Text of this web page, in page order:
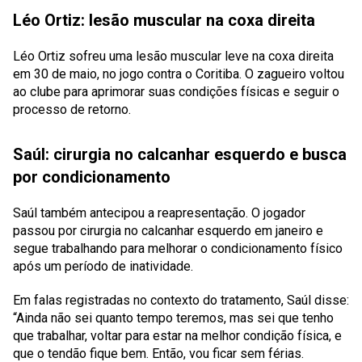
Léo Ortiz: lesão muscular na coxa direita
Léo Ortiz sofreu uma lesão muscular leve na coxa direita
em 30 de maio, no jogo contra o Coritiba. O zagueiro voltou
ao clube para aprimorar suas condições físicas e seguir o
processo de retorno.
Saúl: cirurgia no calcanhar esquerdo e busca
por condicionamento
Saúl também antecipou a reapresentação. O jogador
passou por cirurgia no calcanhar esquerdo em janeiro e
segue trabalhando para melhorar o condicionamento físico
após um período de inatividade.
Em falas registradas no contexto do tratamento, Saúl disse:
“Ainda não sei quanto tempo teremos, mas sei que tenho
que trabalhar, voltar para estar na melhor condição física, e
que o tendão fique bem. Então, vou ficar sem férias.